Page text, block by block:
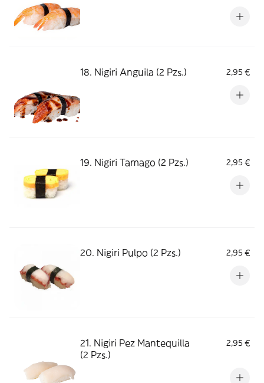
18. Nigiri Anguila (2 Pzs.) 2,95 €
19. Nigiri Tamago (2 Pzs.) 2,95 €
20. Nigiri Pulpo (2 Pzs.) 2,95 €
21. Nigiri Pez Mantequilla
(2 Pzs.)
2,95 €